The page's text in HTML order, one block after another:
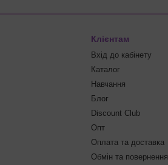
Клієнтам
Вхід до кабінету
Каталог
Навчання
Блог
Discount Club
Опт
Оплата та доставка
Обмін та повернення